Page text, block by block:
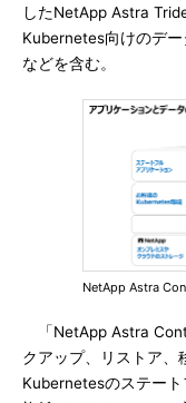
したNetApp Astra
Kubernetes向けのデ
などを含む。
NetApp Astra
「NetApp Astra
クアップ、リストア、
Kubernetesのステー